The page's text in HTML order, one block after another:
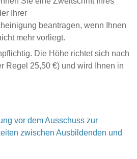
Ihrer
beantragen, wenn Ihnen
mehr vorliegt.
Die Höhe richtet sich nach
Regel 25,50 €) und wird Ihnen in
vor dem Ausschuss zur
zwischen Ausbildenden und